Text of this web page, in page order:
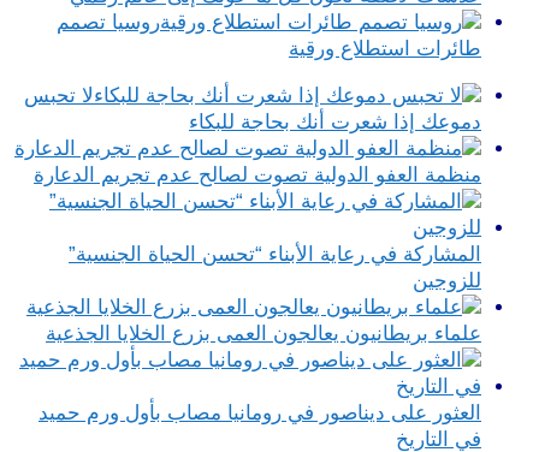
روسيا تصمم
طائرات استطلاع ورقية
لا تحبس
دموعك إذا شعرت أنك بحاجة للبكاء
منظمة العفو الدولية تصوت لصالح عدم تجريم الدعارة
المشاركة في رعاية الأبناء “تحسن الحياة الجنسية”
للزوجين
علماء بريطانيون يعالجون العمى بزرع الخلايا الجذعية
العثور على ديناصور في رومانيا مصاب بأول ورم حميد
في التاريخ